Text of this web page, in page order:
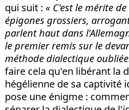
qui suit : « C'est le mérite
épigones grossiers,
parlent haut dans
le premier remis sur le
méthode dialectique
faire cela qu'en libérant la
hégélienne de sa captivité
pose une énigme :